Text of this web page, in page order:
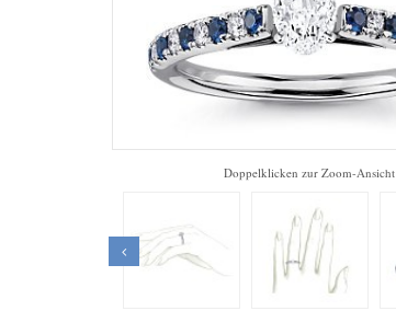
Doppelklicken zur Zoom-Ansicht